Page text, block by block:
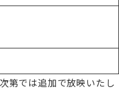
第では追加で放映いたし